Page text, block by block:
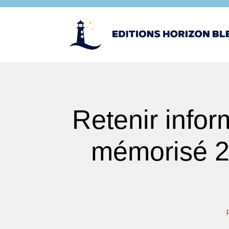
Retenir
mémorisé